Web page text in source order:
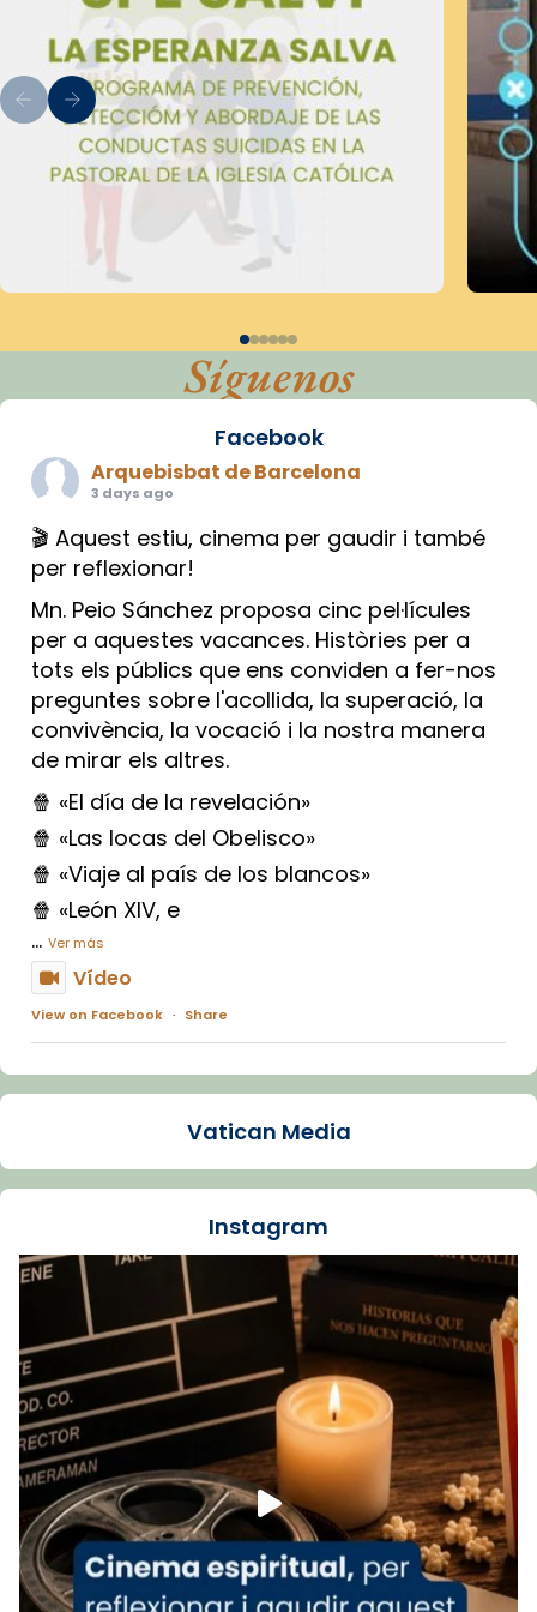
Síguenos
Facebook
Arquebisbat de Barcelona
3 days ago
🎬 Aquest estiu, cinema per gaudir i també
per reflexionar!
Mn. Peio Sánchez proposa cinc pel·lícules
per a aquestes vacances. Històries per a
tots els públics que ens conviden a fer-nos
preguntes sobre l'acollida, la superació, la
convivència, la vocació i la nostra manera
de mirar els altres.
🍿 «El día de la revelación»
🍿 «Las locas del Obelisco»
🍿 «Viaje al país de los blancos»
🍿 «León XIV, e
... Ver más
Vídeo
View on Facebook · Share
Arquebisbat de Barcelona
La Carmina va patir depressió. Fa gairebé
dos mesos, a l'Estadi Lluís Companys, la
Recupera l'entrevista comp
Vatican
tican News 👇
www.vaticannews.va/es/iglesia/news/2026-
07/carmina-historia-depresion-papa-viaje-
espana-testimoni...
Foto
View on Facebook · Share
Arquebisbat de Barcelona
2 weeks ago
Vatican Media
Instagram